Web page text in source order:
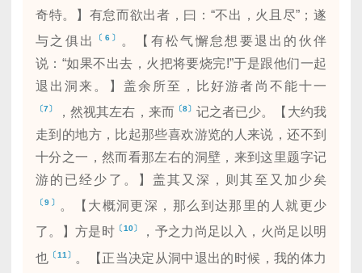
奇特。】有怠而欲出者，曰：“不出，火且尽”；遂
与之俱出
〔6〕
。【有松气懈怠想要退出的伙伴
说：“如果不出去，火把将要烧完!”于是跟他们一起
退出洞来。】盖余所至，比好游者尚不能十一
〔7〕 ，然视其左右，来而 〔8〕 记之者已少。【大约我
走到的地方，比起那些喜欢游览的人来说，还不到
十分之一，然而看那左右的洞壁，来到这里题字记
游的已经少了。】盖其又深，则其至又加少矣
〔9〕 。【大概洞更深，那么到达那里的人就更少
了。】方是时 〔10〕
，予之力尚足以入，火尚足以明
也 〔11〕
。【正当决定从洞中退出的时候，我的体力